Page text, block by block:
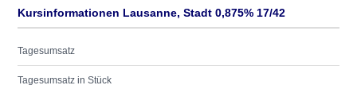
Kursinformationen Lausanne, Stadt 0,875% 17/42
Tagesumsatz
Tagesumsatz in Stück